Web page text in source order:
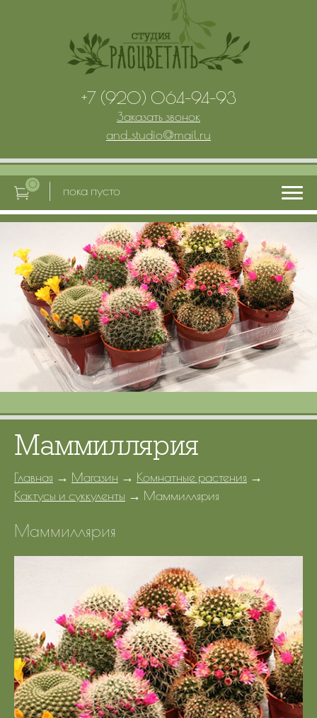
Маммиллярия
Главная → Магазин → Комнатные растения →
Кактусы и суккуленты → Маммиллярия
Маммиллярия
+7 (920) 064-94-93
Заказать звонок
and_studio@mail.ru
0 пока пусто
Главная
Услуги
Портфолио
Цены
Контакты